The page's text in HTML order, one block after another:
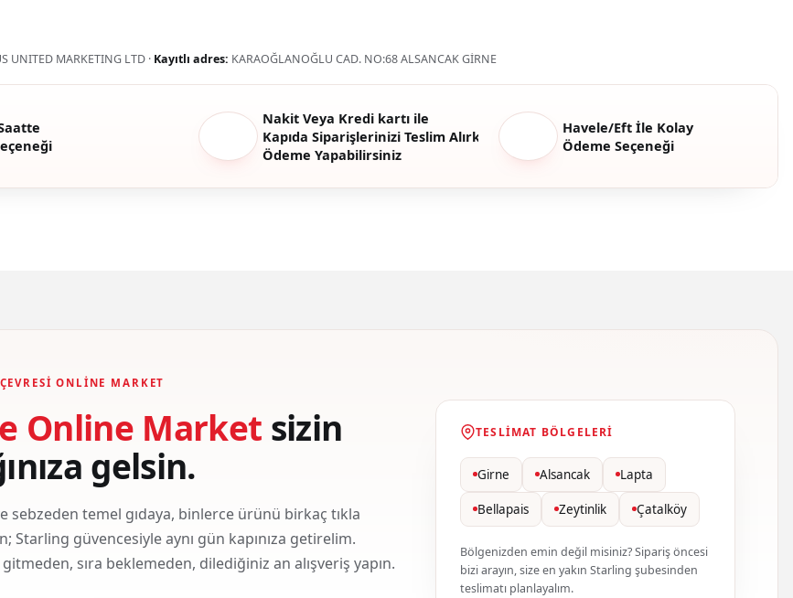
UNITED MARKETING LTD · Kayıtlı adres: KARAOĞLANOĞLU CAD. NO:68 ALSANCAK GİRNE
Nakit Veya Kredi kartı ile
Kapıda Siparişlerinizi Teslim Alırken
Ödeme Yapabilirsiniz
Havele/Eft İle Kolay
Ödeme Seçeneği
ONLINE MARKET
Online Market sizin
gelsin.
sebzeden temel gıdaya, binlerce ürünü birkaç tıkla
Starling güvencesiyle aynı gün kapınıza getirelim.
sıra beklemeden, dilediğiniz an alışveriş yapın.
TESLIMAT BÖLGELERI
Girne Alsancak Lapta
Bellapais Zeytinlik Çatalköy
Bölgenizden emin değil misiniz? Sipariş öncesi
bizi arayın, size en yakın Starling şubesinden
teslimatı planlayalım.